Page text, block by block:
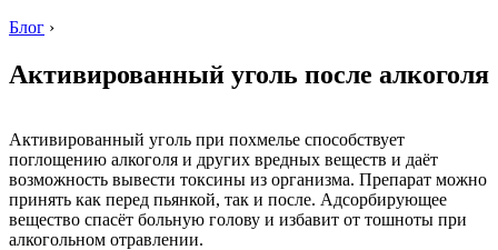
Блог ›
Активированный уголь после алкоголя
Активированный уголь при похмелье способствует
поглощению алкоголя и других вредных веществ и даёт
возможность вывести токсины из организма. Препарат можно
принять как перед пьянкой, так и после. Адсорбирующее
вещество спасёт больную голову и избавит от тошноты при
алкогольном отравлении.